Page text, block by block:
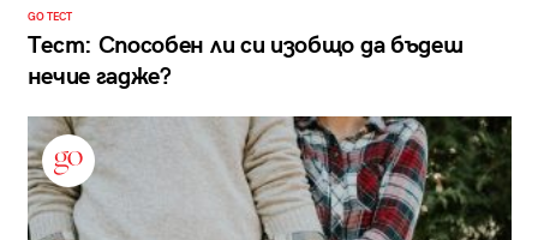
GO ТЕСТ
Тест: Способен ли си изобщо да бъдеш
нечие гадже?